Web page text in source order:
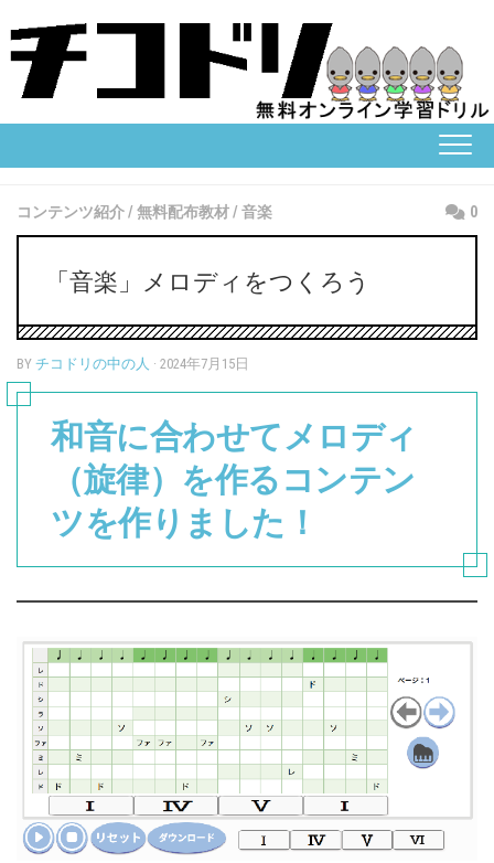
to
content
コンテンツ紹介/ 無料配布教材/ 音楽 0
「音楽」メロディをつくろう
BY チコドリの中の人 · 2024年7月15日
和音に合わせてメロディ
（旋律）を作るコンテン
ツを作りました！